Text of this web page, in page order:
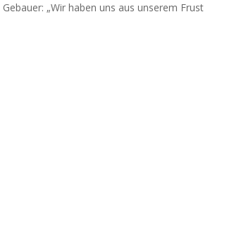
„Wir haben uns aus unserem Frust